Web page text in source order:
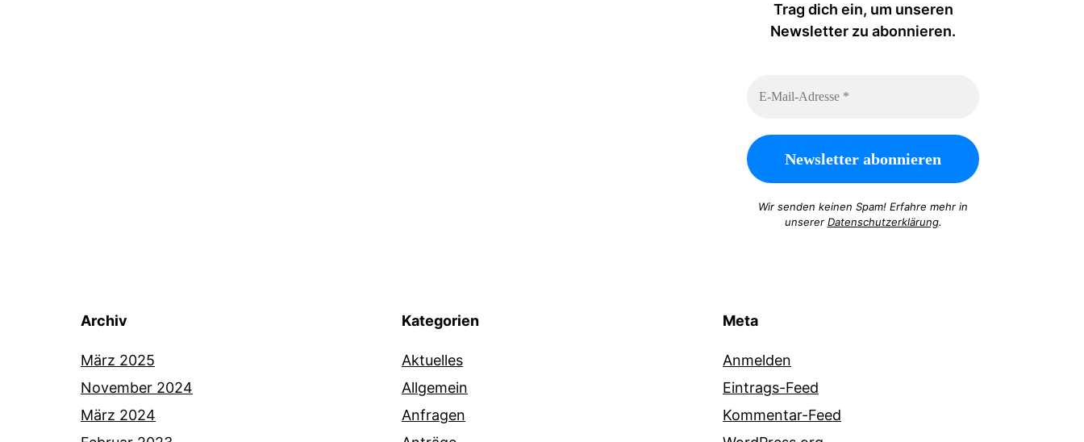
Trag dich ein, um unseren
Newsletter zu abonnieren.
Wir senden keinen Spam! Erfahre mehr in
unserer Datenschutzerklärung.
Archiv
März 2025
November 2024
März 2024
Kategorien
Aktuelles
Allgemein
Anfragen
Meta
Anmelden
Eintrags-Feed
Kommentar-Feed